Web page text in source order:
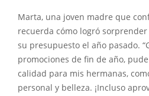
Marta, una joven madre que
recuerda cómo logró
su presupuesto el año pasado.
promociones de fin de año,
calidad para mis hermanas,
personal y belleza. ¡Incluso